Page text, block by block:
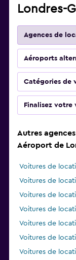
Londres-
Agences de
Aéroports
Catégories de
Finalisez votre
Autres
Aéroport de
Voitures de
Voitures de
Voitures de
Voitures de
Voitures de
Voitures de
Voitures de